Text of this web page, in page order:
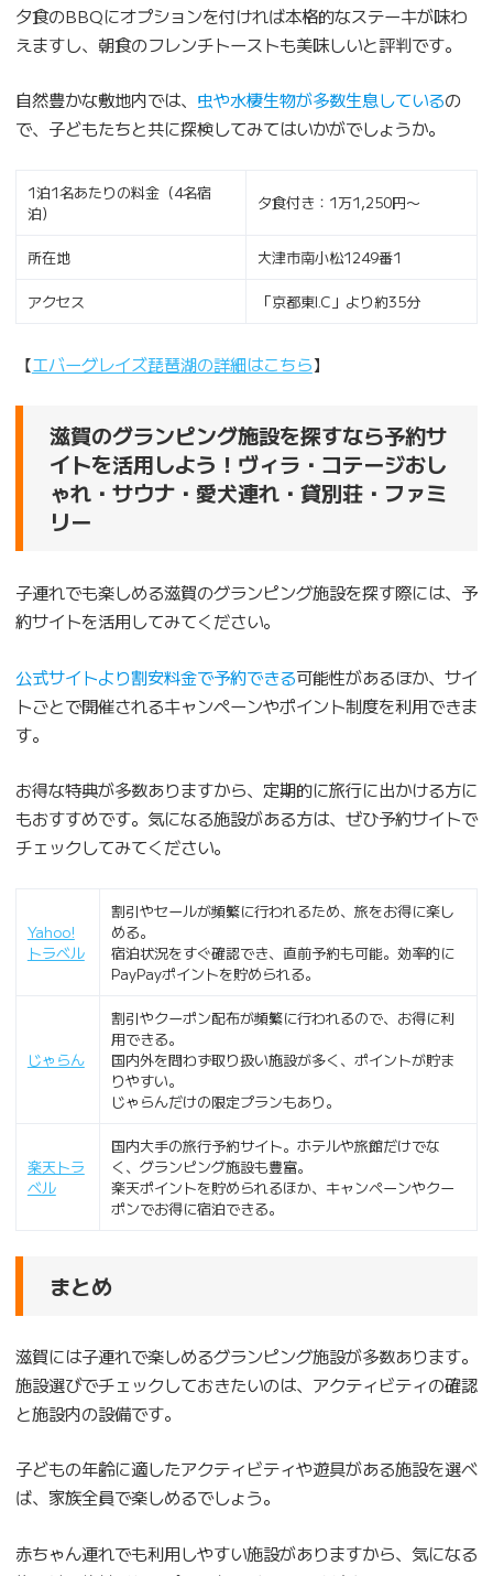
夕食のBBQにオプションを付ければ本格的なステーキが味わ
えますし、朝食のフレンチトーストも美味しいと評判です。
自然豊かな敷地内では、 虫や水棲生物が多数生息しているの
で、子どもたちと共に探検してみてはいかがでしょうか。
1泊1名あたりの料金（4名宿
泊）
夕食付き：1万1,250円〜
所在地 大津市南小松1249番1
アクセス 「京都東I.C」より約35分
【エバーグレイズ琵琶湖の詳細はこちら】
滋賀のグランピング施設を探すなら予約サ
イトを活用しよう！ヴィラ・コテージおし
ゃれ・サウナ・愛犬連れ・貸別荘・ファミ
リー
子連れでも楽しめる滋賀のグランピング施設を探す際には、予
約サイトを活用してみてください。
公式サイトより割安料金で予約できる可能性があるほか、サイ
トごとで開催されるキャンペーンやポイント制度を利用できま
す。
お得な特典が多数ありますから、定期的に旅行に出かける方に
もおすすめです。気になる施設がある方は、ぜひ予約サイトで
チェックしてみてください。
Yahoo!
トラベル
割引やセールが頻繁に行われるため、旅をお得に楽し
める。
宿泊状況をすぐ確認でき、直前予約も可能。効率的に
PayPayポイントを貯められる。
じゃらん
割引やクーポン配布が頻繁に行われるので、お得に利
用できる。
国内外を問わず取り扱い施設が多く、ポイントが貯ま
りやすい。
じゃらんだけの限定プランもあり。
楽天トラ
ベル
国内大手の旅行予約サイト。ホテルや旅館だけでな
く、グランピング施設も豊富。
楽天ポイントを貯められるほか、キャンペーンやクー
ポンでお得に宿泊できる。
まとめ
滋賀には子連れで楽しめるグランピング施設が多数あります。
施設選びでチェックしておきたいのは、アクティビティの確認
と施設内の設備です。
子どもの年齢に適したアクティビティや遊具がある施設を選べ
ば、家族全員で楽しめるでしょう。
赤ちゃん連れでも利用しやすい施設がありますから、気になる